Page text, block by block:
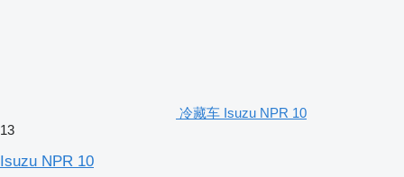
冷藏车 Isuzu NPR 10
13
Isuzu NPR 10